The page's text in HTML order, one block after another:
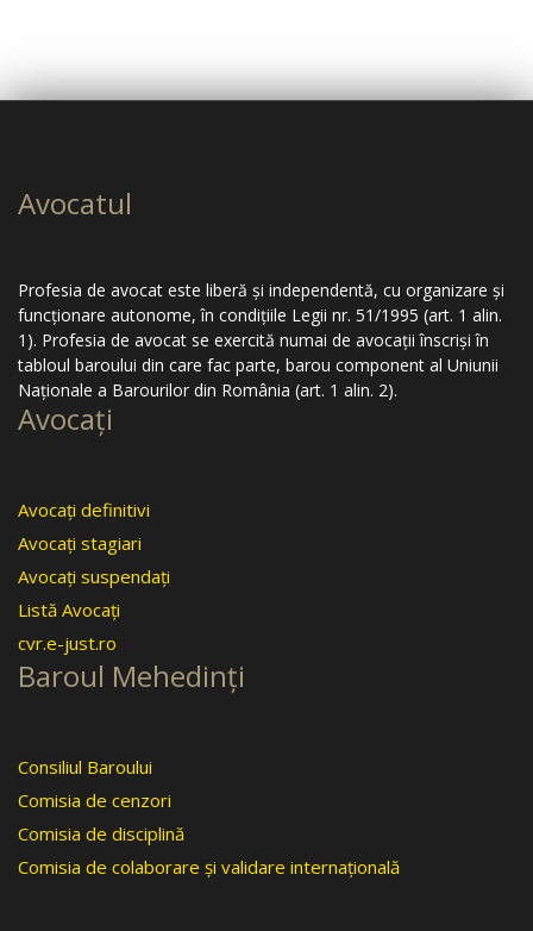
Avocatul
Profesia de avocat este liberă şi independentă, cu organizare şi
funcţionare autonome, în condiţiile Legii nr. 51/1995 (art. 1 alin.
1). Profesia de avocat se exercită numai de avocaţii înscrişi în
tabloul baroului din care fac parte, barou component al Uniunii
Naţionale a Barourilor din România (art. 1 alin. 2).
Avocaţi
Avocaţi definitivi
Avocaţi stagiari
Avocaţi suspendaţi
Listă Avocaţi
cvr.e-just.ro
Baroul Mehedinţi
Consiliul Baroului
Comisia de cenzori
Comisia de disciplină
Comisia de colaborare şi validare internaţională